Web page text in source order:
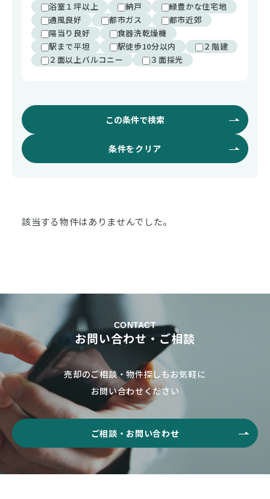
浴室１坪以上
納戸
緑豊かな住宅地
通風良好
都市ガス
都市近郊
陽当り良好
食器洗乾燥機
駅まで平坦
駅徒歩10分以内
２階建
２面以上バルコニー
３面採光
この条件で検索
条件をクリア
該当する物件はありませんでした。
CONTACT
お問い合わせ・ご相談
売却のご相談・物件探しもお気軽に
お問い合わせください
ご相談・お問い合わせ